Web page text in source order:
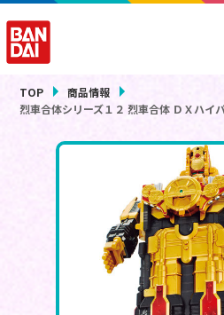
TOP
商品情報
烈車合体シリーズ１２ 烈車合体 ＤＸハイ